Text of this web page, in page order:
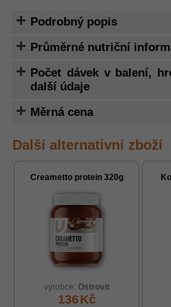
Podrobný popis
Průměrné nutriční
Počet dávek v balení,
další údaje
Měrná cena
Další alternativní zboží
Creametto protein 320g
výrobce: Ostrovit
136Kč